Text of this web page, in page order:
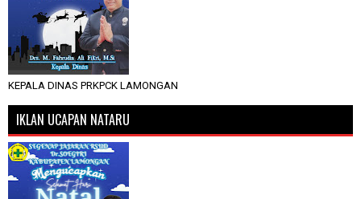
KEPALA DINAS PRKPCK LAMONGAN
IKLAN UCAPAN NATARU